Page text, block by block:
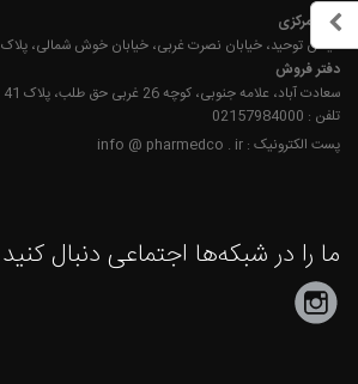
دفتر مرکزی
میدان توحید، خیابان نصرت غربی، خیابان خوش شمالی، پلاک 86
دفتر فروش
سعادت آباد، علامه جنوبی، کوچه 26 غربی حق طلب، پلاک 41
تلفن : 02157984000
پست الکترونیک : info @ pharmedco . ir
ما را در شبکه‌ها اجتماعی دنبال کنید